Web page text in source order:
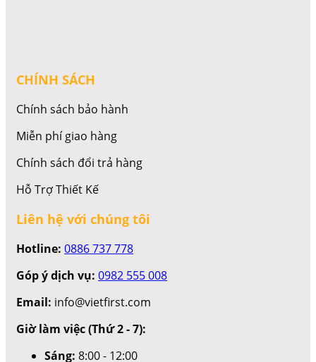
CHÍNH SÁCH
Chính sách bảo hành
Miễn phí giao hàng
Chính sách đổi trả hàng
Hỗ Trợ Thiết Kế
Liên hệ với chúng tôi
Hotline: 0886 737 778
Góp ý dịch vụ: 0982 555 008
Email: info@vietfirst.com
Giờ làm việc (Thứ 2 - 7):
Sáng: 8:00 - 12:00